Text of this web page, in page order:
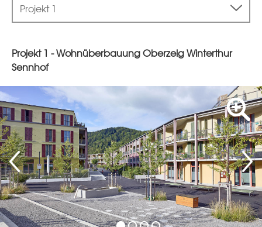
Projekt 1
Projekt 1 - Wohnüberbauung Oberzelg Winterthur
Sennhof